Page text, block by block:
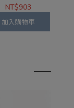
NT$903
加入購物車